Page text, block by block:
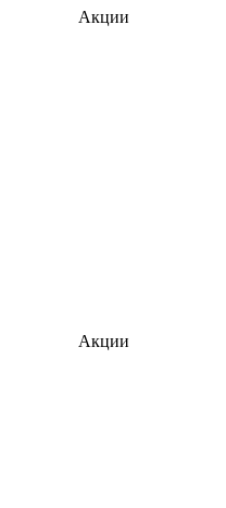
Акции
Акции